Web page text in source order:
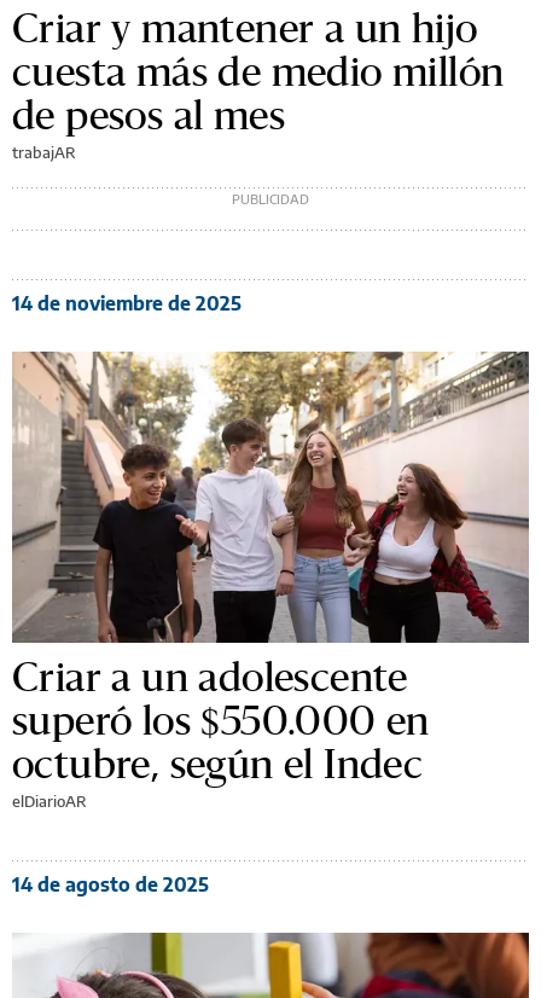
Criar y mantener a un hijo
cuesta más de medio millón
de pesos al mes
trabajAR
14 de noviembre de 2025
Criar a un adolescente
superó los $550.000 en
octubre, según el Indec
elDiarioAR
14 de agosto de 2025